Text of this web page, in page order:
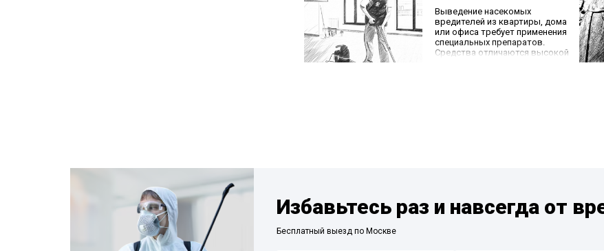
территорий, производственных
и общественных зданий.
Выведение насекомых
вредителей из квартиры, дома
или офиса требует применения
специальных препаратов.
Средства отличаются высокой
Избавьтесь раз и навсегда от
Бесплатный выезд по Москве